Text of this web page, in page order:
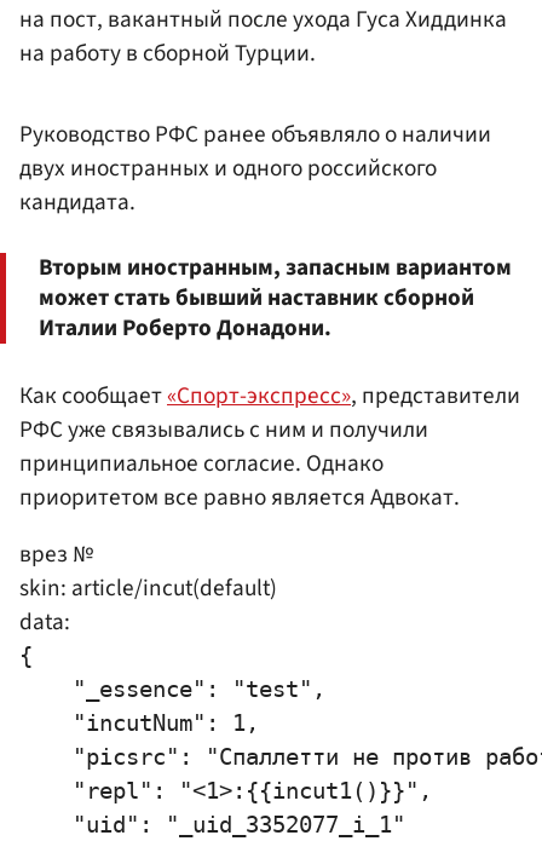
на пост, вакантный после ухода Гуса Хиддинка
на работу в сборной Турции.
Руководство РФС ранее объявляло о наличии
двух иностранных и одного российского
кандидата.
Вторым иностранным, запасным вариантом
может стать бывший наставник сборной
Италии Роберто Донадони.
Как сообщает«Спорт-экспресс», представители
РФС уже связывались с ним и получили
принципиальное согласие. Однако
приоритетом все равно является Адвокат.
врез №
skin: article/incut(default)
data:
{
    "_essence": "test",
    "incutNum": 1,
"picsrc": "Спаллетти не против
    "repl": "<1>:{{incut1()}}",
    "uid": "_uid_3352077_i_1"